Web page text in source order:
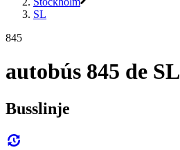
SL
845
autobús 845 de SL
Busslinje